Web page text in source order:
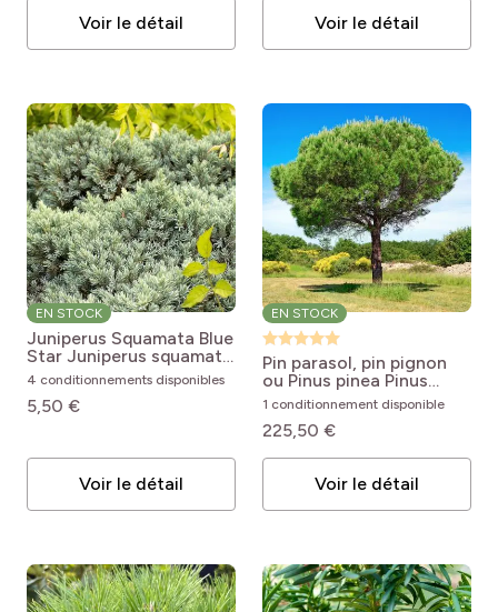
Voir le détail Voir le détail
EN STOCK
Juniperus Squamata Blue
Star Juniperus squamata
Blue Star
4 conditionnements disponibles
5,50 €
Voir le détail
EN STOCK
Pin parasol, pin pignon
ou Pinus pinea Pinus
pinea
1 conditionnement disponible
225,50 €
Voir le détail